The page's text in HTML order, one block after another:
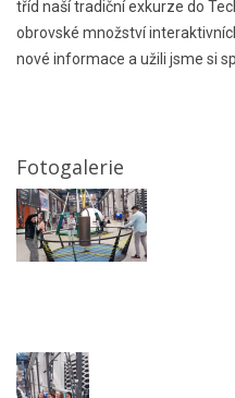
tříd naší tradiční exkurze do
obrovské množství
nové informace a užili jsme si
Fotogalerie